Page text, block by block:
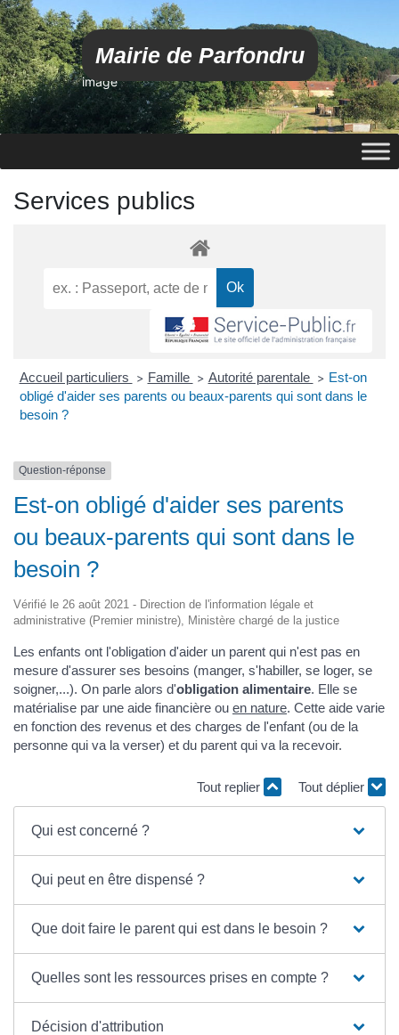
Mairie de Parfondru
image
Services publics
Accueil particuliers > Famille > Autorité parentale > Est-on
obligé d'aider ses parents ou beaux-parents qui sont dans le
besoin ?
Question-réponse
Est-on obligé d'aider ses parents
ou beaux-parents qui sont dans le
besoin ?
Vérifié le 26 août 2021 - Direction de l'information légale et
administrative (Premier ministre), Ministère chargé de la justice
Les enfants ont l'obligation d'aider un parent qui n'est pas en
mesure d'assurer ses besoins (manger, s'habiller, se loger, se
soigner,...). On parle alors d'obligation alimentaire. Elle se
matérialise par une aide financière ou en nature. Cette aide varie
en fonction des revenus et des charges de l'enfant (ou de la
personne qui va la verser) et du parent qui va la recevoir.
Tout replier Tout déplier
Qui est concerné ?
Qui peut en être dispensé ?
Que doit faire le parent qui est dans le besoin ?
Quelles sont les ressources prises en compte ?
Décision d'attribution